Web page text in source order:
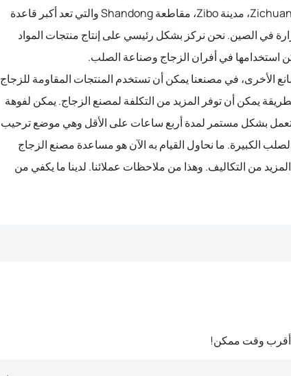
مصنعنا في حديقة صناعة Zichuan، مدينة Zibo، مقاطعة Shandong والتي تعد أكبر قاعدة
في الصين. نحن نركز بشكل رئيسي على إنتاج منتجات المواد
استخدامها في أفران الزجاج وصناعة الصلب.
الأخرى، في مصنعنا يمكن أن تستخدم المنتجات المقاومة للزجاج
يمكن أن توفر المزيد من التكلفة لمصنع الزجاج. يمكن لفوهة
تعمل بشكل مستمر لمدة أربع ساعات على الأقل وهي موضع ترحيب
الكبيرة. ما نحاول القيام به الآن هو مساعدة مصنع الزجاج
من التكاليف. وهذا من ملاحظات عملائنا. لدينا ما يكفي من
أقرب وقت ممكن!